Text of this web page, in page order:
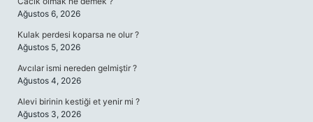
Ağustos 6, 2026
Kulak perdesi koparsa ne olur ?
Ağustos 5, 2026
Avcılar ismi nereden gelmiştir ?
Ağustos 4, 2026
Alevi birinin kestiği et yenir mi ?
Ağustos 3, 2026